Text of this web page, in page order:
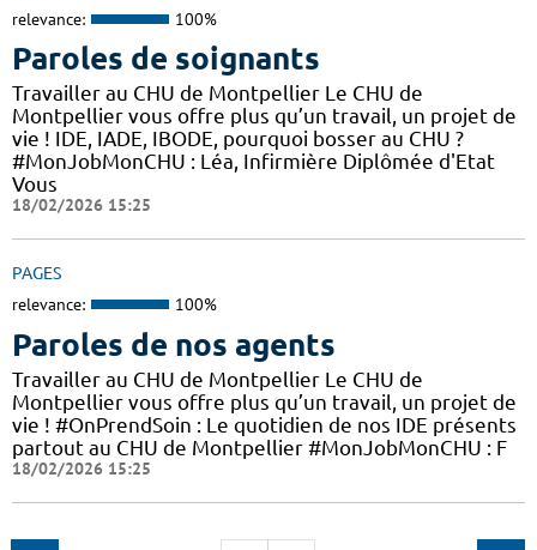
relevance: 100%
Paroles de soignants
Travailler au CHU de Montpellier Le CHU de
Montpellier vous offre plus qu’un travail, un projet de
vie ! IDE, IADE, IBODE, pourquoi bosser au CHU ?
#MonJobMonCHU : Léa, Infirmière Diplômée d'Etat
Vous
18/02/2026 15:25
PAGES
relevance: 100%
Paroles de nos agents
Travailler au CHU de Montpellier Le CHU de
Montpellier vous offre plus qu’un travail, un projet de
vie ! #OnPrendSoin : Le quotidien de nos IDE présents
partout au CHU de Montpellier #MonJobMonCHU : F
18/02/2026 15:25